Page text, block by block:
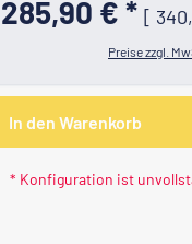
285,90 € * [
Preise zzgl.
Wert
In den Warenkorb
* Konfiguration ist